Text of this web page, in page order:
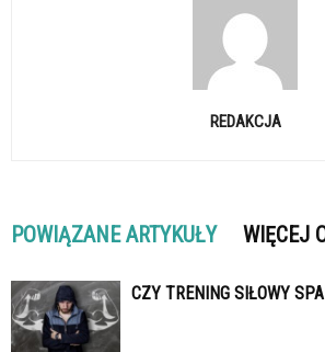
REDAKCJA
POWIĄZANE ARTYKUŁY WIĘCEJ
CZY TRENING SIŁOWY